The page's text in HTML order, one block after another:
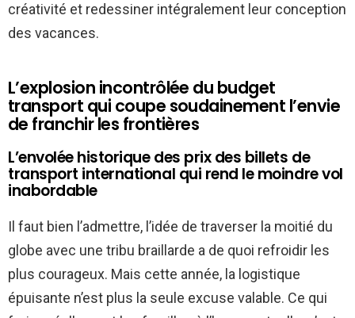
créativité et redessiner intégralement leur conception
des vacances.
L’explosion incontrôlée du budget
transport qui coupe soudainement l’envie
de franchir les frontières
L’envolée historique des prix des billets de
transport international qui rend le moindre vol
inabordable
Il faut bien l’admettre, l’idée de traverser la moitié du
globe avec une tribu braillarde a de quoi refroidir les
plus courageux. Mais cette année, la logistique
épuisante n’est plus la seule excuse valable. Ce qui